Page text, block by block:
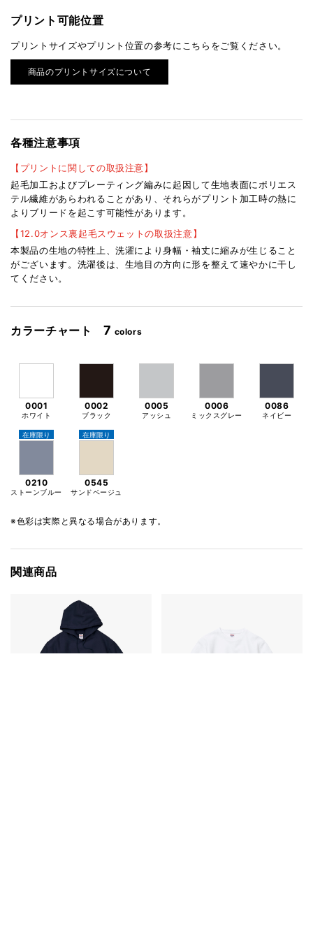
プリント可能位置
プリントサイズやプリント位置の参考にこちらをご覧ください。
商品のプリントサイズについて
各種注意事項
【プリントに関しての取扱注意】
起毛加工およびプレーティング編みに起因して生地表面にポリエス
テル繊維があらわれることがあり、それらがプリント加工時の熱に
よりブリードを起こす可能性があります。
【12.0オンス裏起毛スウェットの取扱注意】
本製品の生地の特性上、洗濯により身幅・袖丈に縮みが生じること
がございます。洗濯後は、生地目の方向に形を整えて速やかに干し
てください。
カラーチャート7 colors
0001
ホワイト
0002
ブラック
0005
アッシュ
0006
ミックスグレー
0086
ネイビー
在庫限り
0210
ストーンブルー
在庫限り
0545
サンドベージュ
※色彩は実際と異なる場合があります。
関連商品